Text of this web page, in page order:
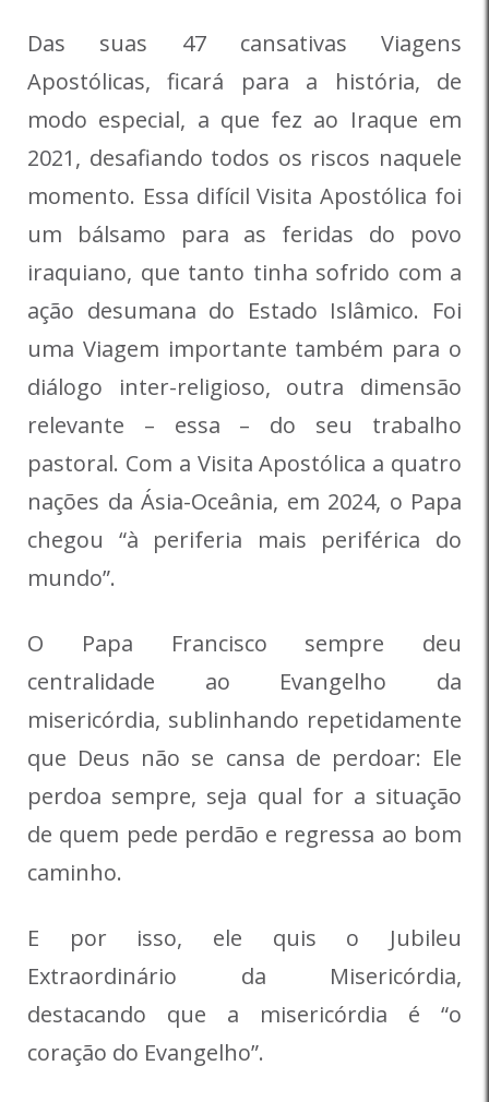
Das suas 47 cansativas Viagens
Apostólicas, ficará para a história, de
modo especial, a que fez ao Iraque em
2021, desafiando todos os riscos naquele
momento. Essa difícil Visita Apostólica foi
um bálsamo para as feridas do povo
iraquiano, que tanto tinha sofrido com a
ação desumana do Estado Islâmico. Foi
uma Viagem importante também para o
diálogo inter-religioso, outra dimensão
relevante – essa – do seu trabalho
pastoral. Com a Visita Apostólica a quatro
nações da Ásia-Oceânia, em 2024, o Papa
chegou “à periferia mais periférica do
mundo”.
O Papa Francisco sempre deu
centralidade ao Evangelho da
misericórdia, sublinhando repetidamente
que Deus não se cansa de perdoar: Ele
perdoa sempre, seja qual for a situação
de quem pede perdão e regressa ao bom
caminho.
E por isso, ele quis o Jubileu
Extraordinário da Misericórdia,
destacando que a misericórdia é “o
coração do Evangelho”.